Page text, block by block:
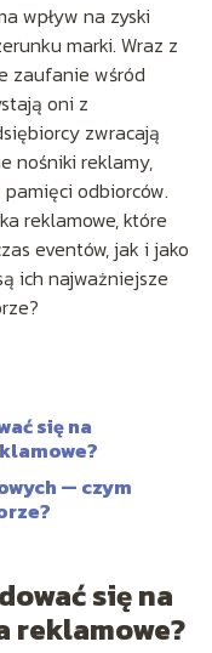
wpływ na zyski
marki. Wraz z
zaufanie wśród
oni z
zwracają
nośniki reklamy,
odbiorców.
reklamowe, które
eventów, jak i jako
ich najważniejsze
się na
— czym
się na
reklamowe?